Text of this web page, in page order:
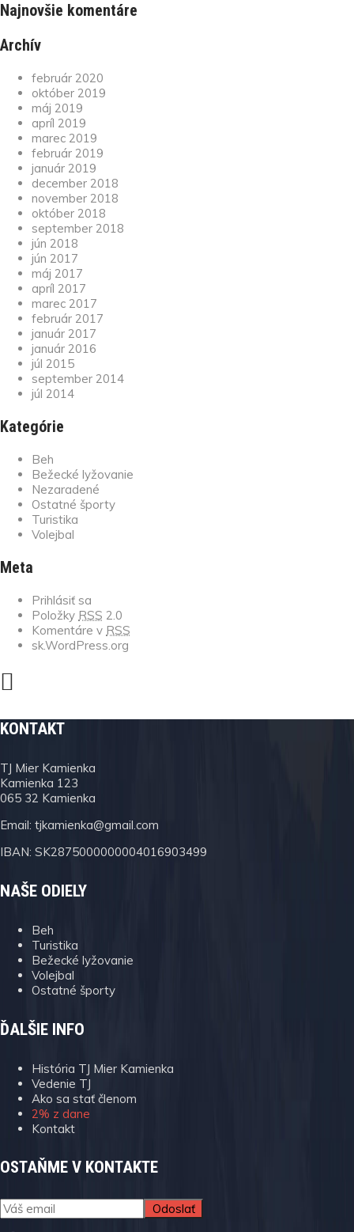
Najnovšie komentáre
Archív
február 2020
október 2019
máj 2019
apríl 2019
marec 2019
február 2019
január 2019
december 2018
november 2018
október 2018
september 2018
jún 2018
jún 2017
máj 2017
apríl 2017
marec 2017
február 2017
január 2017
január 2016
júl 2015
september 2014
júl 2014
Kategórie
Beh
Bežecké lyžovanie
Nezaradené
Ostatné športy
Turistika
Volejbal
Meta
Prihlásiť sa
Položky RSS 2.0
Komentáre v RSS
sk.WordPress.org
KONTAKT
TJ Mier Kamienka
Kamienka 123
065 32 Kamienka
Email: tjkamienka@gmail.com
IBAN: SK2875000000004016903499
NAŠE ODIELY
Beh
Turistika
Bežecké lyžovanie
Volejbal
Ostatné športy
ĎALŠIE INFO
História TJ Mier Kamienka
Vedenie TJ
Ako sa stať členom
2% z dane
Kontakt
OSTAŇME V KONTAKTE